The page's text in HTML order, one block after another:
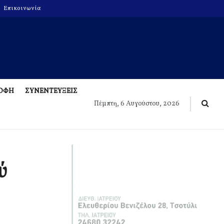
Επικοινωνία
ΣΥΝΕΝΤΕΥΞΕΙΣ
Πέμπτη, 6 Αυγούστου, 2026